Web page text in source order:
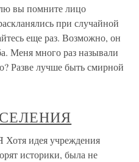
вы помните лицо
при случайной
еще раз. Возможно, он
Меня много раз называли
Разве лучше быть смирной
идея учреждения
историки, была не